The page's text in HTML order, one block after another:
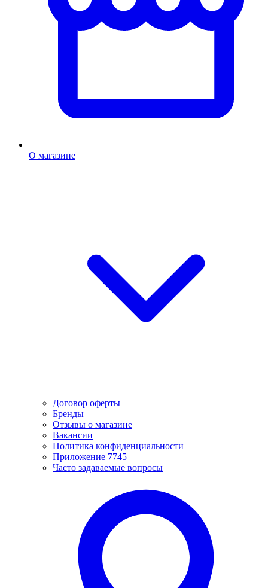
О магазине
Договор оферты
Бренды
Отзывы о магазине
Вакансии
Политика конфиденциальности
Приложение 7745
Часто задаваемые вопросы